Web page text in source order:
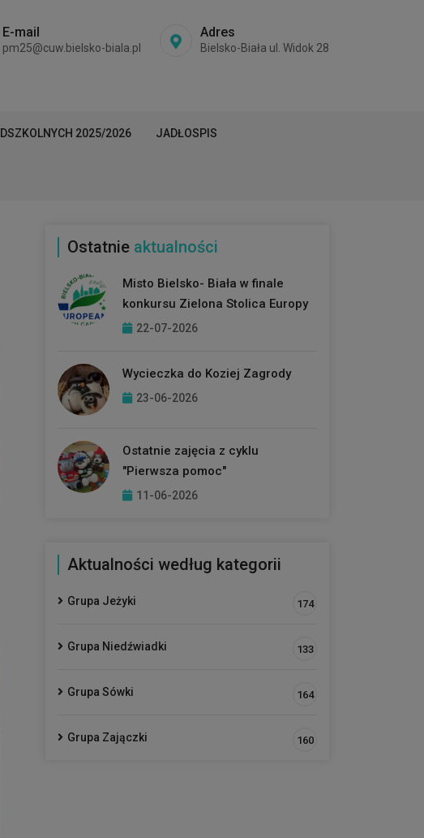
E-mail
pm25@cuw.bielsko-biala.pl
Adres
Bielsko-Biała ul. Widok 28
2025/2026 JADŁOSPIS
Ostatnie aktualności
Misto Bielsko- Biała w finale
konkursu Zielona Stolica Europy
22-07-2026
Wycieczka do Koziej Zagrody
23-06-2026
Ostatnie zajęcia z cyklu
"Pierwsza pomoc"
11-06-2026
Aktualności według kategorii
Grupa Jeżyki 174
Grupa Niedźwiadki 133
Grupa Sówki 164
Grupa Zajączki 160